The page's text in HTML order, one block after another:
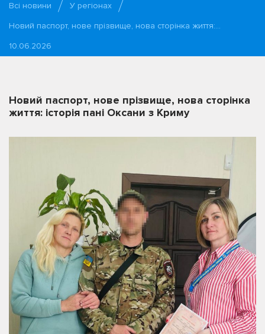
Всі новини
У регіонах
Новий паспорт, нове прізвище, нова сторінка життя:…
10.06.2026
Новий паспорт, нове прізвище, нова сторінка
життя: історія пані Оксани з Криму